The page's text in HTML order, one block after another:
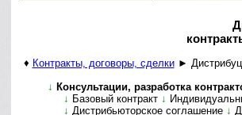
♦ Контракты, договоры, сделки►
↓ Консультации, разработка
↓ Базовый контракт ↓
↓ Дистрибьюторское соглашение ↓